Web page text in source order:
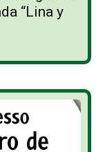
“Lina y